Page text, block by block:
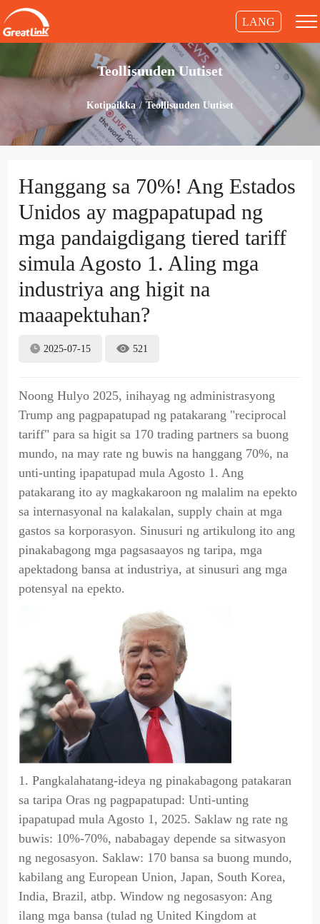
LANG
Teollisuuden Uutiset
Kotipaikka Teollisuuden Uutiset
Hanggang sa 70%! Ang Estados
Unidos ay magpapatupad ng
mga pandaigdigang tiered tariff
simula Agosto 1. Aling mga
industriya ang higit na
maaapektuhan?
2025-07-15 521
Noong Hulyo 2025, inihayag ng administrasyong
Trump ang pagpapatupad ng patakarang "reciprocal
tariff" para sa higit sa 170 trading partners sa buong
mundo, na may rate ng buwis na hanggang 70%, na
unti-unting ipapatupad mula Agosto 1. Ang
patakarang ito ay magkakaroon ng malalim na epekto
sa internasyonal na kalakalan, supply chain at mga
gastos sa korporasyon. Sinusuri ng artikulong ito ang
pinakabagong mga pagsasaayos ng taripa, mga
apektadong bansa at industriya, at sinusuri ang mga
potensyal na epekto.
1. Pangkalahatang-ideya ng pinakabagong patakaran
sa taripa Oras ng pagpapatupad: Unti-unting
ipapatupad mula Agosto 1, 2025. Saklaw ng rate ng
buwis: 10%-70%, nababagay depende sa sitwasyon
ng negosasyon. Saklaw: 170 bansa sa buong mundo,
kabilang ang European Union, Japan, South Korea,
India, Brazil, atbp. Window ng negosasyon: Ang
ilang mga bansa (tulad ng United Kingdom at